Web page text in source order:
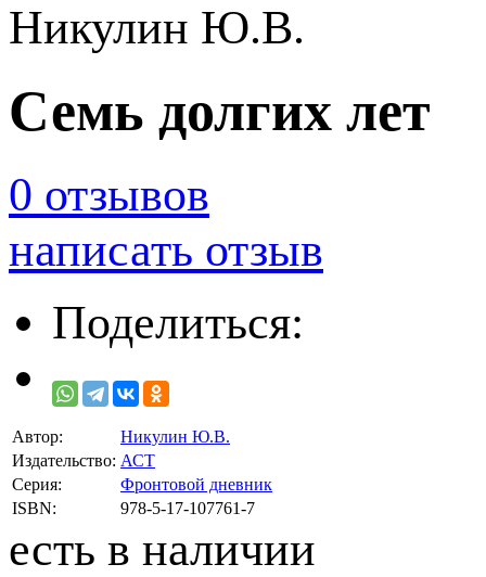
Никулин Ю.В.
Семь долгих лет
0 отзывов
написать отзыв
Поделиться:
Автор:
Никулин Ю.В.
Издательство: АСТ
Серия:
Фронтовой дневник
ISBN:
978-5-17-107761-7
есть в наличии